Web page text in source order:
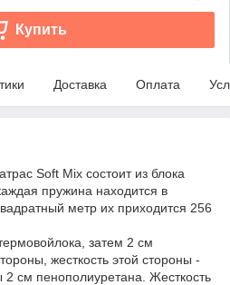
Купить
Доставка Оплата
Soft Mix состоит из блока
пружина находится в
метр их приходится 256
затем 2 см
жесткость этой стороны -
2 см пенополиуретана. Жесткость